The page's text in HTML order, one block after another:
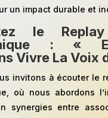
un impact durable et
le
: «
Vivre La Voix
invitons à écouter le
où nous abordons
synergies entre